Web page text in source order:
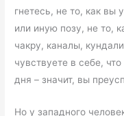
гнетесь, не то, как вы
или иную позу, не то,
чакру, каналы,
чувствуете в себе,
дня – значит, вы
Но у западного